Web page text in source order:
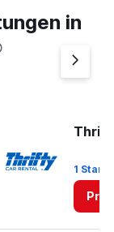
in
1